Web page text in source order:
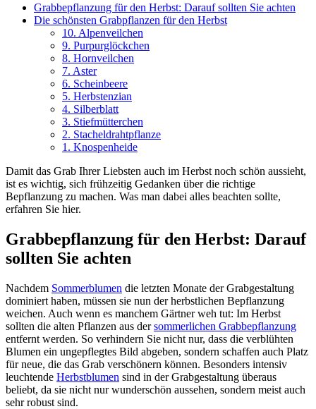
Grabbepflanzung für den Herbst: Darauf sollten Sie achten
Die schönsten Grabpflanzen für den Herbst
10. Alpenveilchen
9. Purpurglöckchen
8. Hornveilchen
7. Aster
6. Scheinbeere
5. Herbstenzian
4. Silberblatt
3. Stiefmütterchen
2. Stacheldrahtpflanze
1. Knospenheide
Damit das Grab Ihrer Liebsten auch im Herbst noch schön aussieht,
ist es wichtig, sich frühzeitig Gedanken über die richtige
Bepflanzung zu machen. Was man dabei alles beachten sollte,
erfahren Sie hier.
Grabbepflanzung für den Herbst: Darauf
sollten Sie achten
Nachdem Sommerblumen die letzten Monate der Grabgestaltung
dominiert haben, müssen sie nun der herbstlichen Bepflanzung
weichen. Auch wenn es manchem Gärtner weh tut: Im Herbst
sollten die alten Pflanzen aus dersommerlichen Grabbepflanzung
entfernt werden. So verhindern Sie nicht nur, dass die verblühten
Blumen ein ungepflegtes Bild abgeben, sondern schaffen auch Platz
für neue, die das Grab verschönern können. Besonders intensiv
leuchtende Herbstblumen sind in der Grabgestaltung überaus
beliebt, da sie nicht nur wunderschön aussehen, sondern meist auch
sehr robust sind.